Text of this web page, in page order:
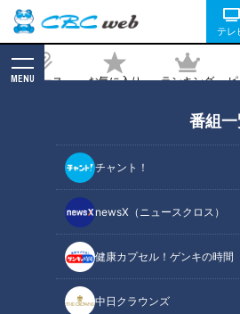
テレ
ニュース お気に入り ランキング
MENU
番組
チャント！
newsX（ニュースクロス）
健康カプセル！ゲンキの時間
中日クラウンズ
たのか？侍投手コーチ・
強リリーフ陣の一角・勝
記事に戻る